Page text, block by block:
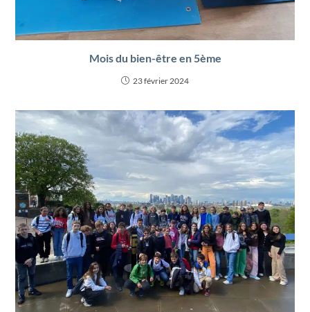
Mois du bien-être en 5ème
23 février 2024